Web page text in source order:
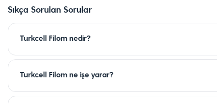
Sıkça Sorulan Sorular
Turkcell Filom nedir?
Turkcell Filom ne işe yarar?